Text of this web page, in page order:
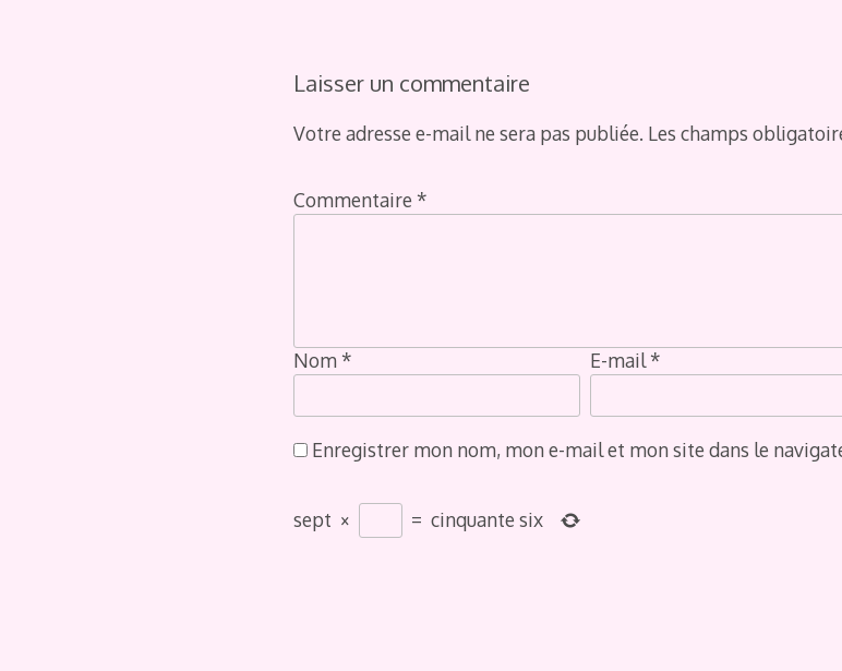
Laisser un commentaire
Votre adresse e-mail ne sera pas publiée. Les champs
Commentaire *
Nom * E-mail*
Enregistrer mon nom, mon e-mail et mon site dans le
sept × = cinquante six